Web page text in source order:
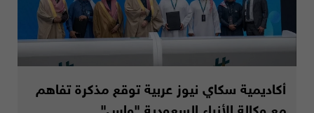
أكاديمية سكاي نيوز عربية توقع مذكرة تفاهم
مع وكالة الأنباء السعودية "واس"